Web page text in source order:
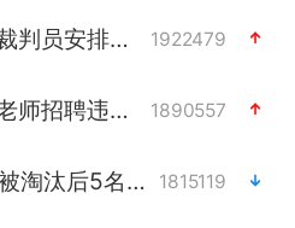
曝韩国足协为外籍裁判员安排色情招待 1922479
广东雷州通报特教老师招聘违规事件 1890557
佛山通报笔试前13被淘汰后5名进体检 1815119